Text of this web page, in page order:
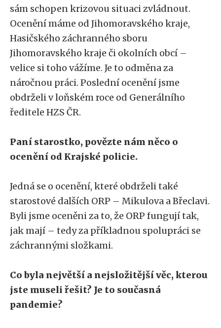
sám schopen krizovou situaci zvládnout.
Ocenění máme od Jihomoravského kraje,
Hasičského záchranného sboru
Jihomoravského kraje či okolních obcí –
velice si toho vážíme. Je to odměna za
náročnou práci. Poslední ocenění jsme
obdrželi v loňském roce od Generálního
ředitele HZS ČR.
Paní starostko, povězte nám něco o
ocenění od Krajské policie.
Jedná se o ocenění, které obdrželi také
starostové dalších ORP – Mikulova a Břeclavi.
Byli jsme oceněni za to, že ORP fungují tak,
jak mají – tedy za příkladnou spolupráci se
záchrannými složkami.
Co byla největší a nejsložitější věc, kterou
jste museli řešit? Je to současná
pandemie?